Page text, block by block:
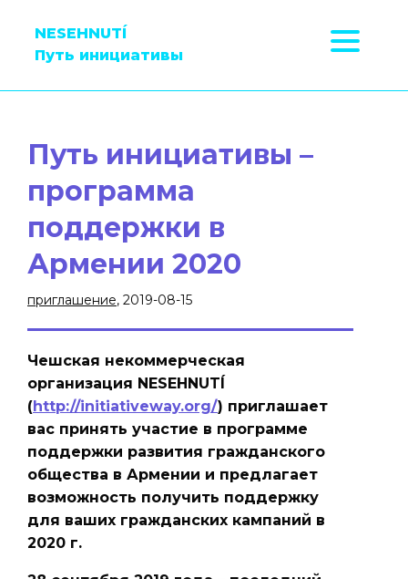
NESEHNUTÍ
Путь инициативы
Путь инициативы –
программа
поддержки в
Армении 2020
приглашение, 2019-08-15
Чешская некоммерческая
организация NESEHNUTÍ
(http://initiativeway.org/) приглашает
вас принять участие в программе
поддержки развития гражданского
общества в Армении и предлагает
возможность получить поддержку
для ваших гражданских кампаний в
2020 г.